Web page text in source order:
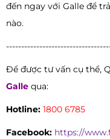
đến ngay với Galle để
nào.
Để được tư vấn cụ thể,
Galle qua:
Hotline: 1800 6785
Facebook: https://